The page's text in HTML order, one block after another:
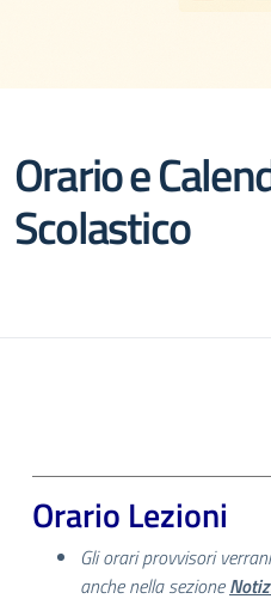
Orario e
Scolastico
Orario Lezioni
Gli orari provvisori
anche nella sezione